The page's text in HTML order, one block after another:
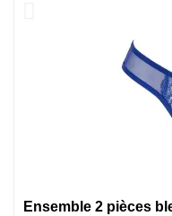
Ensemble 2 pièces